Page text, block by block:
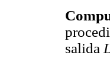
salida